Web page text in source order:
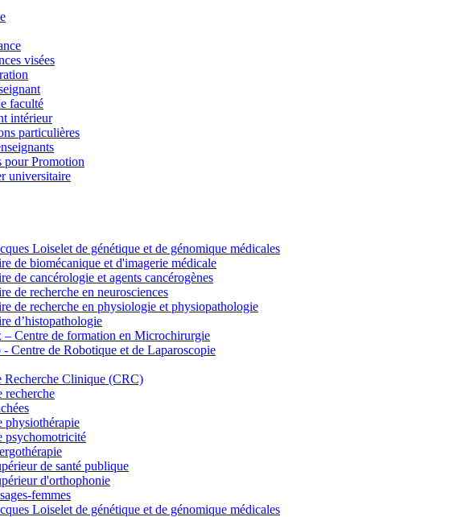
visées
faculté
intérieur
particulières
pour Promotion
universitaire
Loiselet de génétique et de génomique médicales
de biomécanique et d'imagerie médicale
de cancérologie et agents cancérogènes
de recherche en neurosciences
de recherche en physiologie et physiopathologie
d’histopathologie
– Centre de formation en Microchirurgie
Centre de Robotique et de Laparoscopie
Recherche Clinique (CRC)
recherche
physiothérapie
psychomotricité
de santé publique
d'orthophonie
femmes
Loiselet de génétique et de génomique médicales